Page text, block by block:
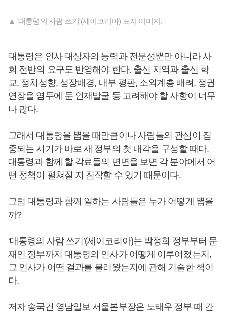
▲ '대통령의 사람 쓰기'(세이코리아) 표지 이미지.
대통령은 인사 대상자의 능력과 전문성뿐만 아니라 사
회 전반의 요구도 반영해야 한다. 출신 지역과 출신 학
교, 정치성향, 성장배경, 내부 평판, 소외계층 배려, 정권
연장을 염두에 둔 인재발굴 등 고려해야 할 사항이 너무
나 많다.
그래서 대통령을 뽑을 때만큼이나 사람들의 관심이 집
중되는 시기가 바로 새 정부의 첫 내각을 구성할 때다.
대통령과 함께 할 각료들의 면면을 보면 각 분야에서 어
떤 정책이 펼쳐질 지 짐작할 수 있기 때문이다.
그럼 대통령과 함께 일하는 사람들은 누가 어떻게 뽑을
까?
‘대통령의 사람 쓰기’(세이코리아)는 박정희 정부부터 문
재인 정부까지 대통령의 인사가 어떻게 이루어졌는지,
그 인사가 어떤 결과를 불러왔는지에 관해 기술한 책이
다.
저자 송국건 영남일보 서울본부장은 노태우 정부 때 간